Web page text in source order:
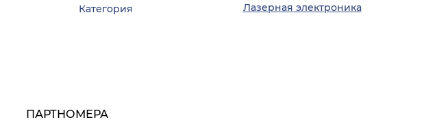
Категория Лазерная электроника
ПАРТНОМЕРА